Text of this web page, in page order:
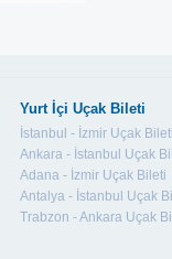
Yurt İçi Uçak Bileti
İstanbul - İzmir Uçak Bileti
Ankara - İstanbul Uçak
Adana - İzmir Uçak Bileti
Antalya - İstanbul Uçak
Trabzon - Ankara Uçak